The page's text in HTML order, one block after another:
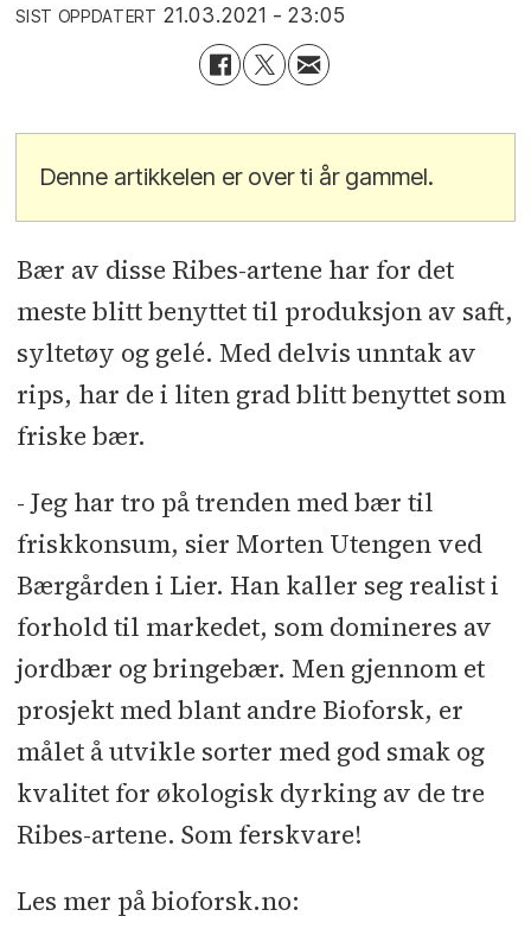
SIST OPPDATERT 21.03.2021 - 23:05
Denne artikkelen er over ti år gammel.
Bær av disse Ribes-artene har for det
meste blitt benyttet til produksjon av saft,
syltetøy og gelé. Med delvis unntak av
rips, har de i liten grad blitt benyttet som
friske bær.
- Jeg har tro på trenden med bær til
friskkonsum, sier Morten Utengen ved
Bærgården i Lier. Han kaller seg realist i
forhold til markedet, som domineres av
jordbær og bringebær. Men gjennom et
prosjekt med blant andre Bioforsk, er
målet å utvikle sorter med god smak og
kvalitet for økologisk dyrking av de tre
Ribes-artene. Som ferskvare!
Les mer på bioforsk.no: